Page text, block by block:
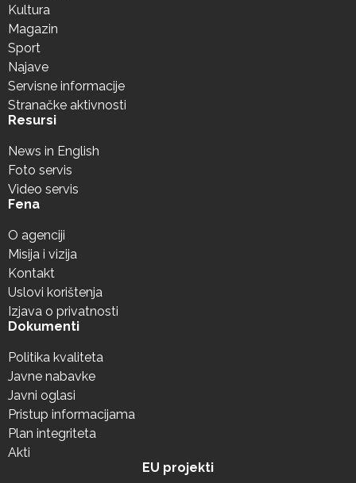
Kultura
Magazin
Sport
Najave
Servisne informacije
Stranačke aktivnosti
Resursi
News in English
Foto servis
Video servis
Fena
O agenciji
Misija i vizija
Kontakt
Uslovi korištenja
Izjava o privatnosti
Dokumenti
Politika kvaliteta
Javne nabavke
Javni oglasi
Pristup informacijama
Plan integriteta
Akti
EU projekti